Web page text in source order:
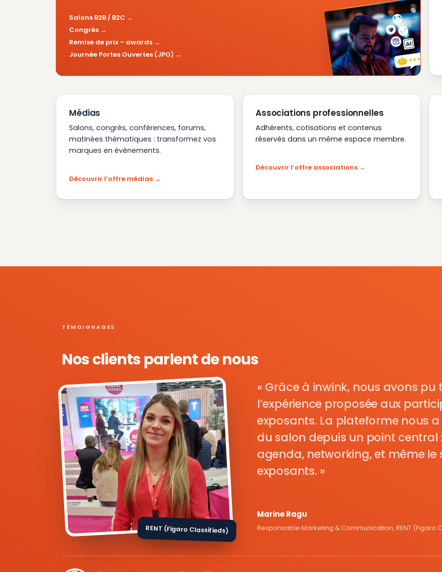
Salons B2B / B2C
Congrès
Remise de prix – awards
Journée Portes Ouvertes (JPO)
Médias
Salons, congrès, conférences, forums,
matinées thématiques : transformez vos
marques en événements.
Découvrir l’offre médias
Associations professionnelles
Adhérents, cotisations et contenus
réservés dans un même espace membre.
Découvrir l’offre associations
TÉMOIGNAGES
Nos clients parlent de nous
RENT (Figaro Classifieds)
Grâce à inwink, nous avons
l’expérience proposée aux
exposants. La plateforme nous
du salon depuis un point central
agenda, networking, et même le
exposants.
Marine Ragu
Responsable Marketing & Communication, RENT (Figaro